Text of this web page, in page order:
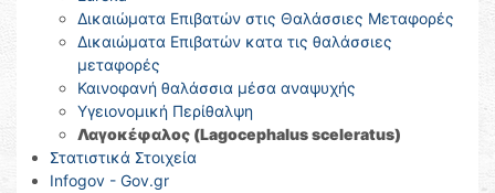
Δικαιώματα Επιβατών στις Θαλάσσιες Μεταφορές
Δικαιώματα Επιβατών κατα τις θαλάσσιες
μεταφορές
Καινοφανή θαλάσσια μέσα αναψυχής
Υγειονομική Περίθαλψη
Λαγοκέφαλος (Lagocephalus sceleratus)
Στατιστικά Στοιχεία
Infogov - Gov.gr